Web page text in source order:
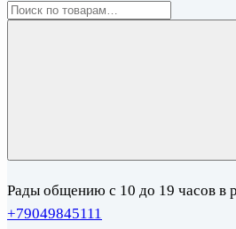
Рады общению с 10 до 19 часов в
+79049845111